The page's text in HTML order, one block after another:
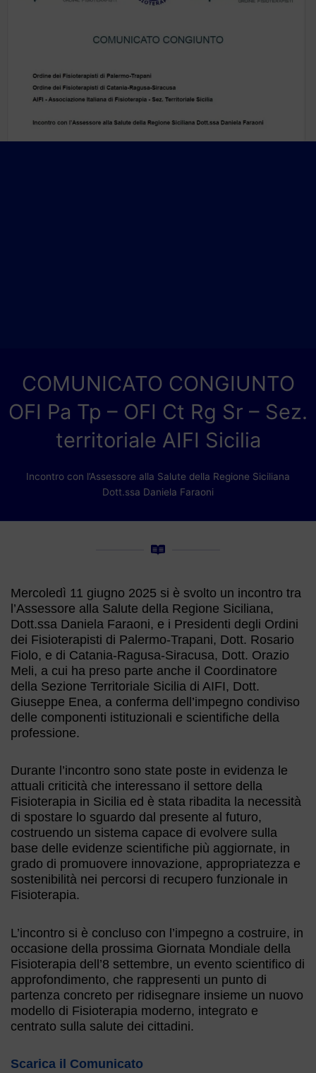
COMUNICATO CONGIUNTO
OFI Pa Tp – OFI Ct Rg Sr – Sez.
territoriale AIFI Sicilia
Incontro con l’Assessore alla Salute della Regione Siciliana
Dott.ssa Daniela Faraoni
Mercoledì 11 giugno 2025 si è svolto un incontro tra
l’Assessore alla Salute della Regione Siciliana,
Dott.ssa Daniela Faraoni, e i Presidenti degli Ordini
dei Fisioterapisti di Palermo-Trapani, Dott. Rosario
Fiolo, e di Catania-Ragusa-Siracusa, Dott. Orazio
Meli, a cui ha preso parte anche il Coordinatore
della Sezione Territoriale Sicilia di AIFI, Dott.
Giuseppe Enea, a conferma dell’impegno condiviso
delle componenti istituzionali e scientifiche della
professione.
Durante l’incontro sono state poste in evidenza le
attuali criticità che interessano il settore della
Fisioterapia in Sicilia ed è stata ribadita la necessità
di spostare lo sguardo dal presente al futuro,
costruendo un sistema capace di evolvere sulla
base delle evidenze scientifiche più aggiornate, in
grado di promuovere innovazione, appropriatezza e
sostenibilità nei percorsi di recupero funzionale in
Fisioterapia.
L’incontro si è concluso con l’impegno a costruire, in
occasione della prossima Giornata Mondiale della
Fisioterapia dell’8 settembre, un evento scientifico di
approfondimento, che rappresenti un punto di
partenza concreto per ridisegnare insieme un nuovo
modello di Fisioterapia moderno, integrato e
centrato sulla salute dei cittadini.
Scarica il Comunicato